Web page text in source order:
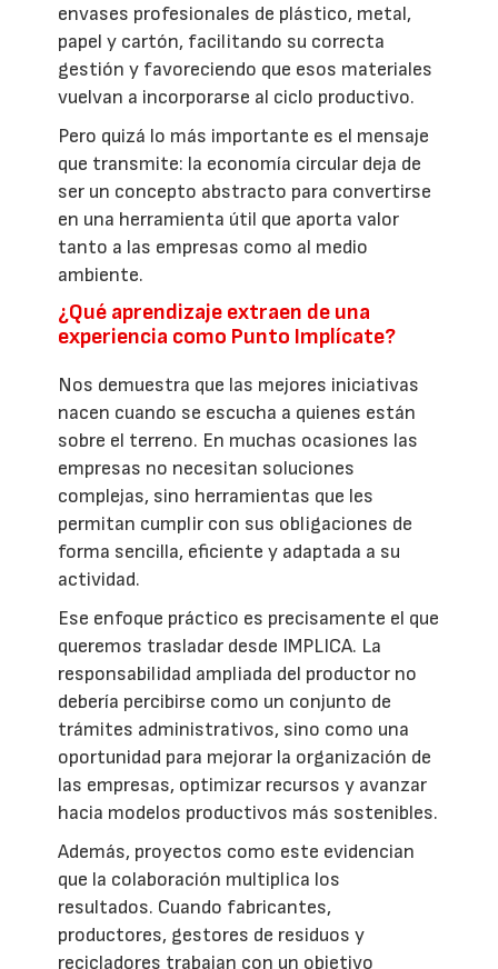
envases profesionales de plástico, metal,
papel y cartón, facilitando su correcta
gestión y favoreciendo que esos materiales
vuelvan a incorporarse al ciclo productivo.
Pero quizá lo más importante es el mensaje
que transmite: la economía circular deja de
ser un concepto abstracto para convertirse
en una herramienta útil que aporta valor
tanto a las empresas como al medio
ambiente.
¿Qué aprendizaje extraen de una
experiencia como Punto Implícate?
Nos demuestra que las mejores iniciativas
nacen cuando se escucha a quienes están
sobre el terreno. En muchas ocasiones las
empresas no necesitan soluciones
complejas, sino herramientas que les
permitan cumplir con sus obligaciones de
forma sencilla, eficiente y adaptada a su
actividad.
Ese enfoque práctico es precisamente el que
queremos trasladar desde IMPLICA. La
responsabilidad ampliada del productor no
debería percibirse como un conjunto de
trámites administrativos, sino como una
oportunidad para mejorar la organización de
las empresas, optimizar recursos y avanzar
hacia modelos productivos más sostenibles.
Además, proyectos como este evidencian
que la colaboración multiplica los
resultados. Cuando fabricantes,
productores, gestores de residuos y
recicladores trabajan con un objetivo